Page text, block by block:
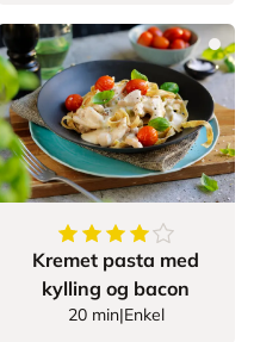
4.166666666666667
Kremet pasta med
kylling og bacon
20 min|Enkel